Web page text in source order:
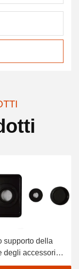
supporto della
degli accessori
dei